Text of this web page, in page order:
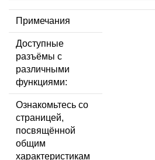
Примечания
Доступные
разъёмы с
различными
функциями:
Ознакомьтесь со
страницей,
посвящённой
общим
характеристикам